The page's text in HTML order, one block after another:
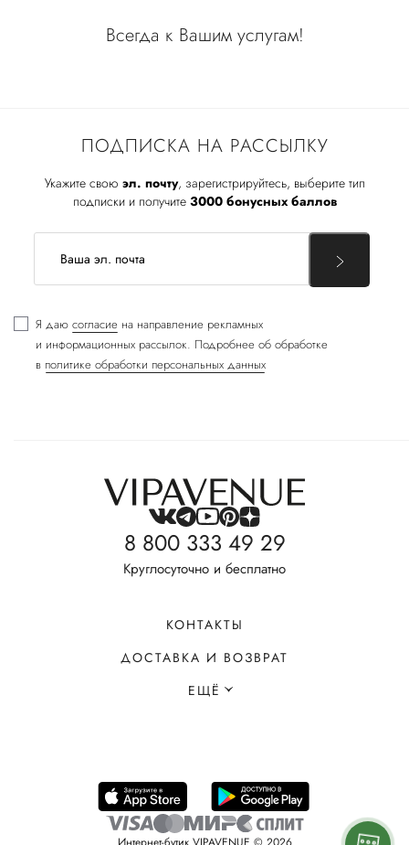
ПОДПИСКА НА РАССЫЛКУ
Укажите свою эл. почту, зарегистрируйтесь, выберите тип
подписки и получите 3000 бонусных баллов
Я даю согласие на направление рекламных
и информационных рассылок. Подробнее об обработке
в политике обработки персональных данных
Всегда к Вашим услугам!
8 800 333 49 29
Круглосуточно и бесплатно
КОНТАКТЫ
ДОСТАВКА И ВОЗВРАТ
ЕЩЁ